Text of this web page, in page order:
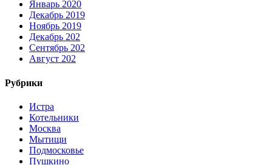
Январь 2020
Декабрь 2019
Ноябрь 2019
Декабрь 202
Сентябрь 202
Август 202
Рубрики
Истра
Котельники
Москва
Мытищи
Подмосковье
Пушкино